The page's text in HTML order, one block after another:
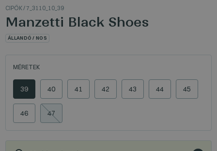
CIPŐK/ 7_3110_10_39
Manzetti Black Shoes
ÁLLANDÓ / NOS
MÉRETEK
39 40 41 42 43 44 45
46 47